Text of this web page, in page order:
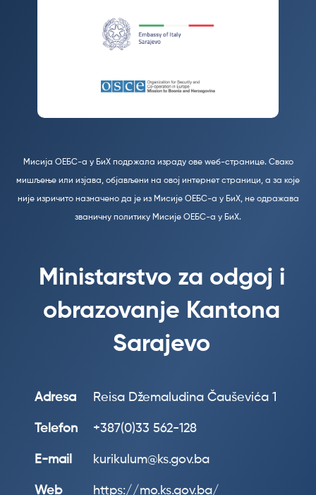
Мисија ОЕБС-а у БиХ подржала израду ове wеб-странице. Свако
мишљење или изјава, објављени на овој интернет страници, а за које
није изричито назначено да је из Мисије ОЕБС-а у БиХ, не одражава
званичну политику Мисије ОЕБС-а у БиХ.
Ministarstvo za odgoj i
obrazovanje Kantona
Sarajevo
Adresa Reisa Džemaludina Čauševića 1
Telefon +387(0)33 562-128
E-mail kurikulum@ks.gov.ba
Web https://mo.ks.gov.ba/